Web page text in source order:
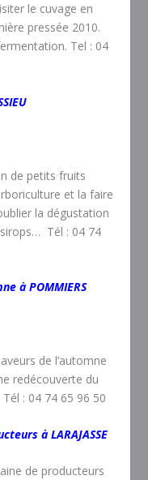
le cuvage en
pressée 2010.
Tel : 04
de petits fruits
et la faire
la dégustation
Tél : 04 74
à POMMIERS
de l’automne
redécouverte du
: 04 74 65 96 50
à LARAJASSE
de producteurs